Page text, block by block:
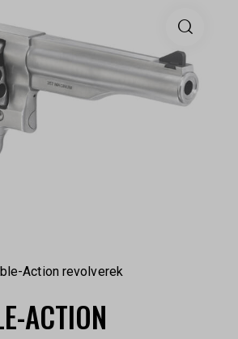
Action revolverek
ACTION